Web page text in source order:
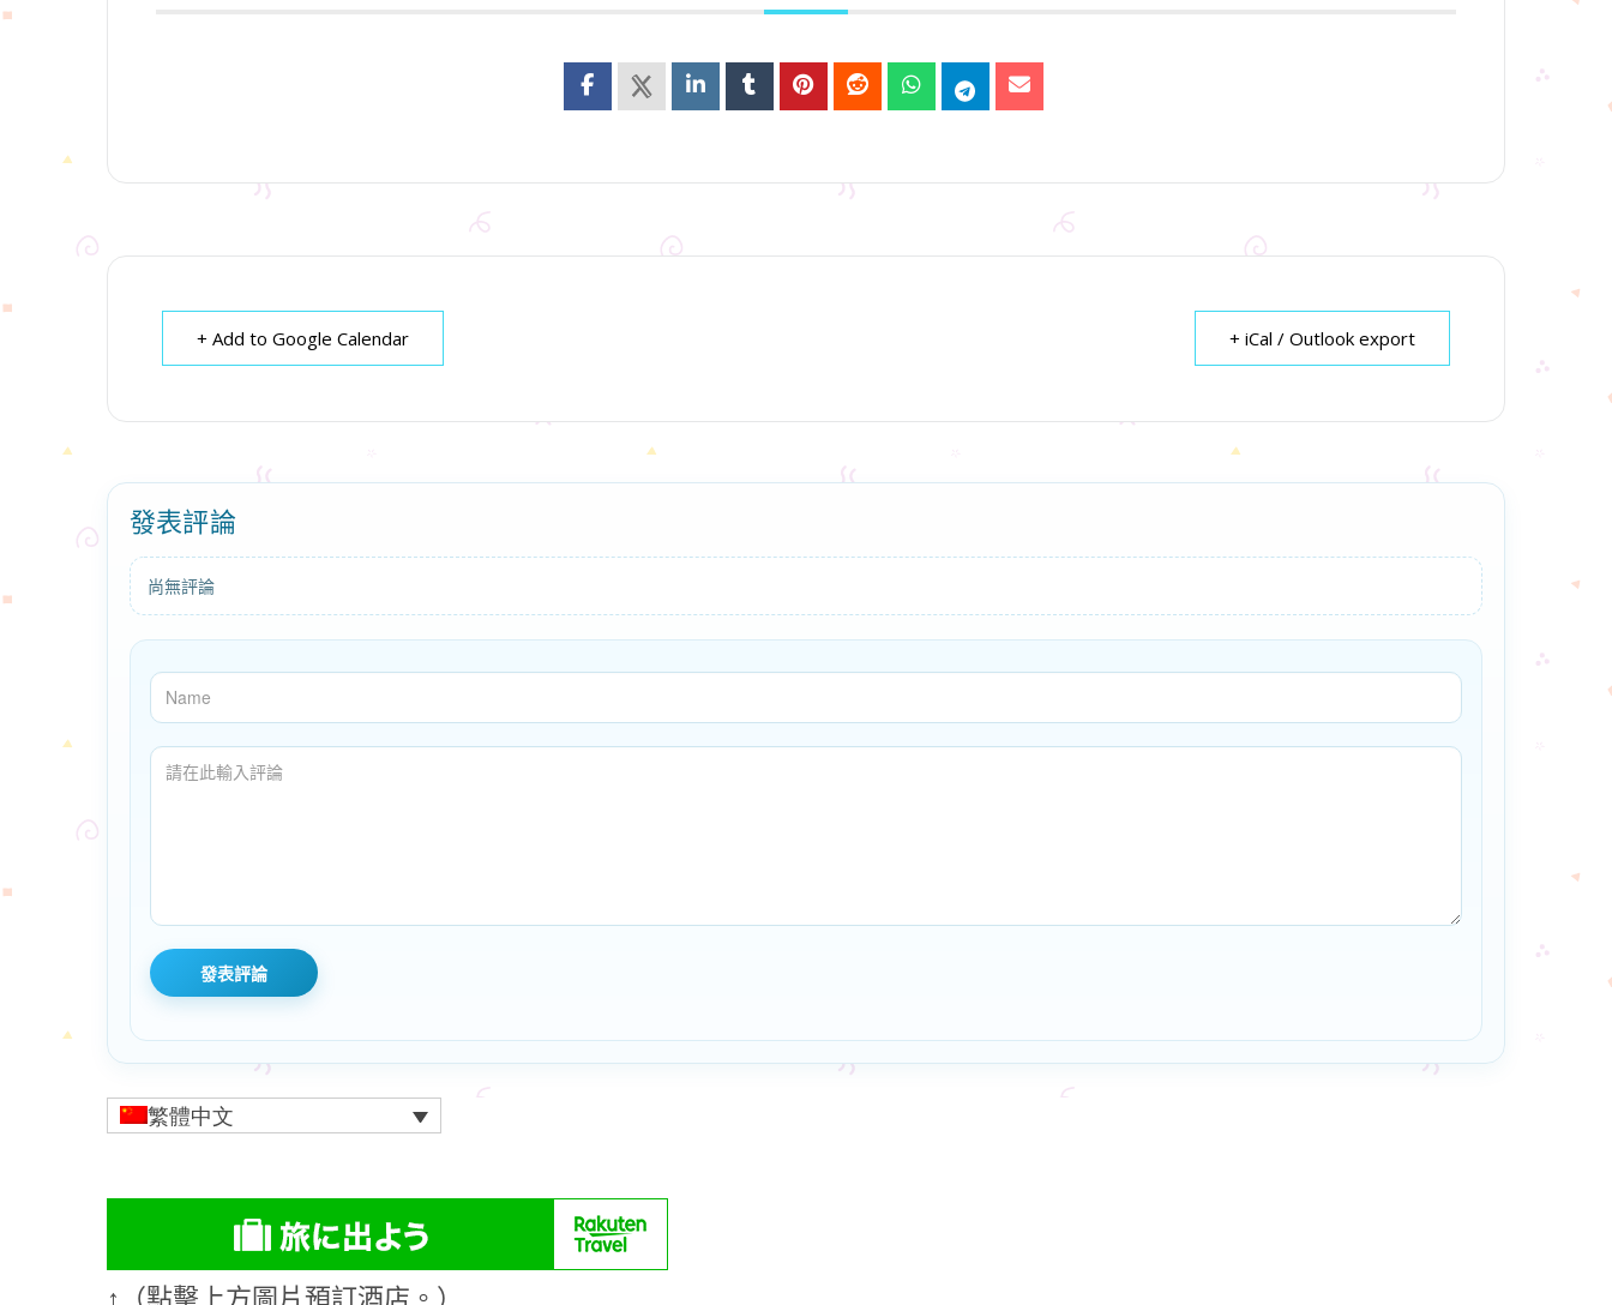
+ Add to Google Calendar + iCal / Outlook export
發表評論
尚無評論
繁體中文
↑（點擊上方圖片預訂酒店。）